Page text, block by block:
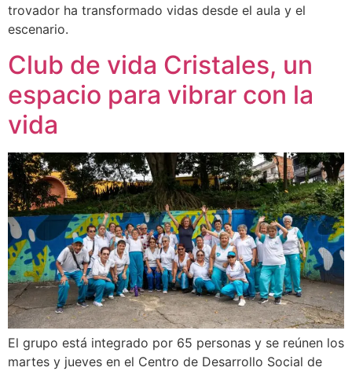
trovador ha transformado vidas desde el aula y el
escenario.
Club de vida Cristales, un
espacio para vibrar con la
vida
El grupo está integrado por 65 personas y se reúnen los
martes y jueves en el Centro de Desarrollo Social de